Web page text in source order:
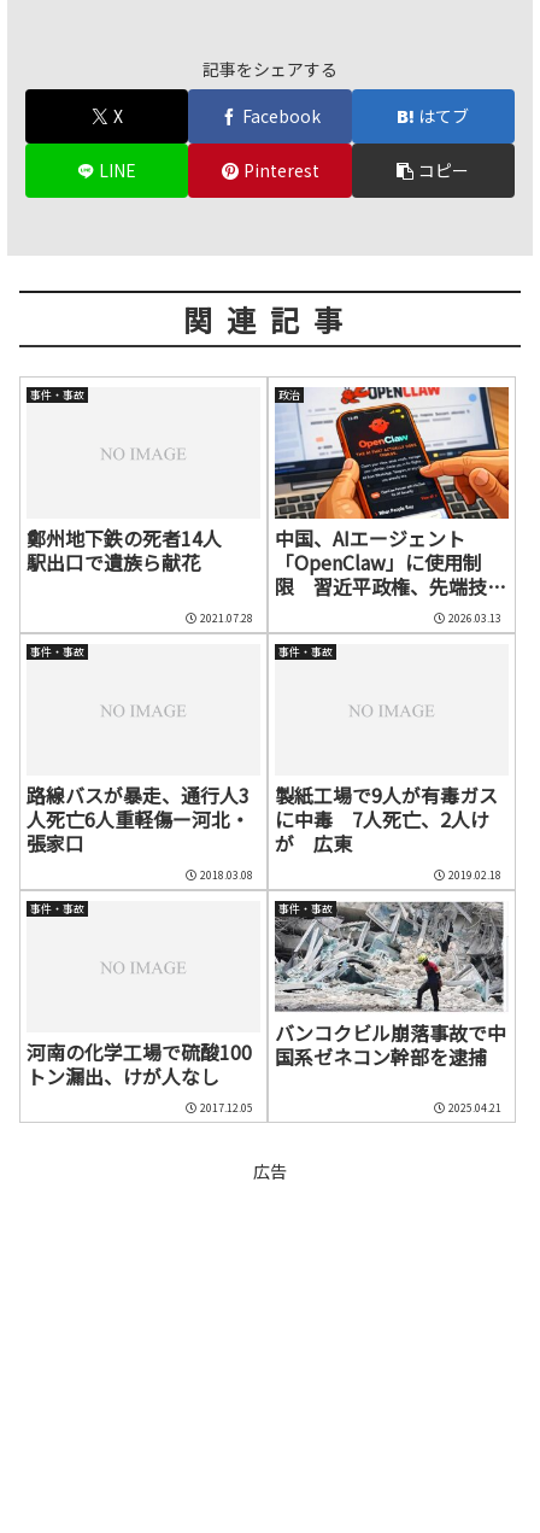
記事をシェアする
X
Facebook はてブ
LINE Pinterest コピー
関連記事
事件・事故
鄭州地下鉄の死者14人
駅出口で遺族ら献花
2021.07.28
政治
中国、AIエージェント
「OpenClaw」に使用制
限 習近平政権、先端技術
2026.03.13
事件・事故
路線バスが暴走、通行人3
人死亡6人重軽傷ー河北・
張家口
2018.03.08
事件・事故
製紙工場で9人が有毒ガス
に中毒 7人死亡、2人け
が 広東
2019.02.18
事件・事故
河南の化学工場で硫酸100
トン漏出、けが人なし
2017.12.05
事件・事故
バンコクビル崩落事故で中
国系ゼネコン幹部を逮捕
2025.04.21
広告